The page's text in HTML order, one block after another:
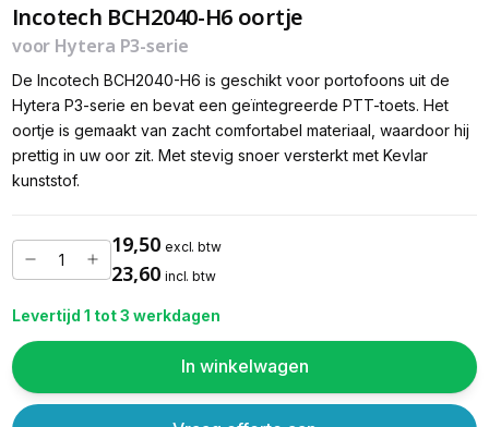
Incotech BCH2040-H6 oortje
voor Hytera P3-serie
De Incotech BCH2040-H6 is geschikt voor portofoons uit de
Hytera P3-serie en bevat een geïntegreerde PTT-toets. Het
oortje is gemaakt van zacht comfortabel materiaal, waardoor hij
prettig in uw oor zit. Met stevig snoer versterkt met Kevlar
kunststof.
19,50 excl. btw
23,60 incl. btw
Levertijd 1 tot 3 werkdagen
In winkelwagen